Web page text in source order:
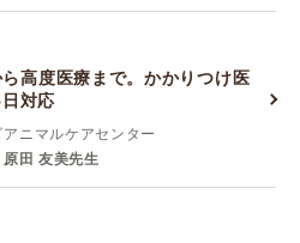
高度医療まで。かかりつけ医
対応
ニマルケアセンター
原田 友美先生